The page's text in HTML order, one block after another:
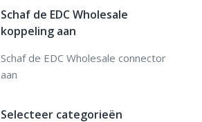
Schaf de EDC Wholesale
koppeling aan
Schaf de EDC Wholesale connector
aan
Selecteer categorieën